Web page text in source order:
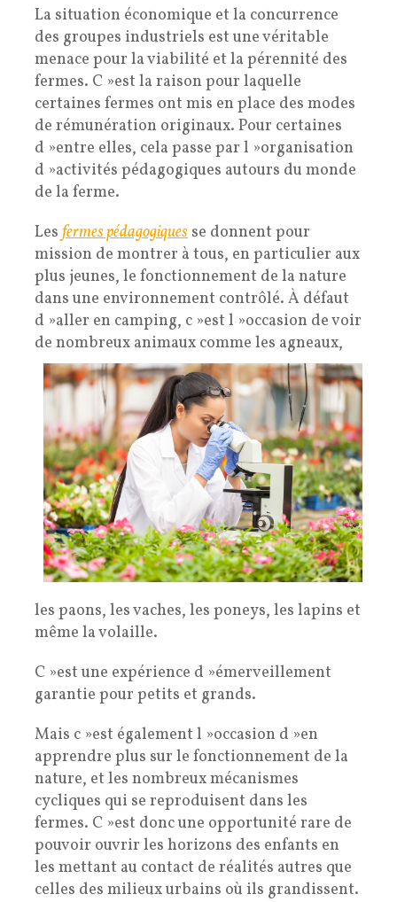
La situation économique et la concurrence
des groupes industriels est une véritable
menace pour la viabilité et la pérennité des
fermes. C »est la raison pour laquelle
certaines fermes ont mis en place des modes
de rémunération originaux. Pour certaines
d »entre elles, cela passe par l »organisation
d »activités pédagogiques autours du monde
de la ferme.
Les fermes pédagogiques se donnent pour
mission de montrer à tous, en particulier aux
plus jeunes, le fonctionnement de la nature
dans une environnement contrôlé. À défaut
d »aller en camping, c »est l »occasion de voir
de nombreux animaux comme les agneaux,
les paons, les vaches, les poneys, les lapins et
même la volaille.
C »est une expérience d »émerveillement
garantie pour petits et grands.
Mais c »est également l »occasion d »en
apprendre plus sur le fonctionnement de la
nature, et les nombreux mécanismes
cycliques qui se reproduisent dans les
fermes. C »est donc une opportunité rare de
pouvoir ouvrir les horizons des enfants en
les mettant au contact de réalités autres que
celles des milieux urbains où ils grandissent.